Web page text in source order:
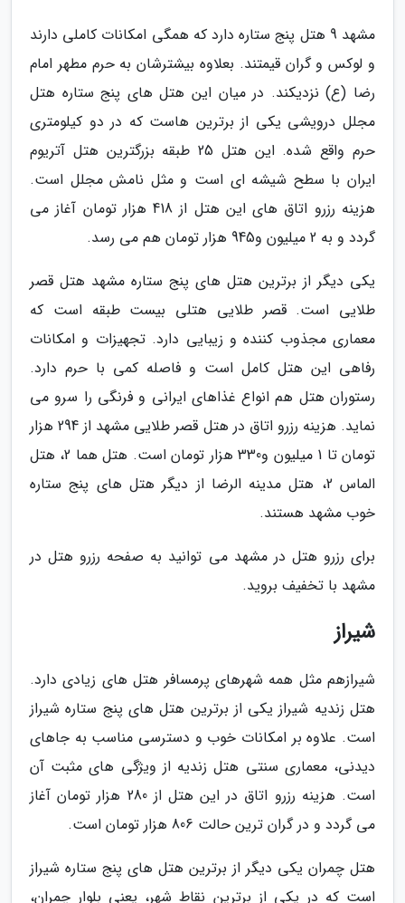
مشهد 9 هتل پنج ستاره دارد که همگی امکانات کاملی دارند
و لوکس و گران قیمتند. بعلاوه بیشترشان به حرم مطهر امام
رضا (ع) نزدیکند. در میان این هتل های پنج ستاره هتل
مجلل درویشی یکی از برترین هاست که در دو کیلومتری
حرم واقع شده. این هتل 25 طبقه بزرگترین هتل آتریوم
ایران با سطح شیشه ای است و مثل نامش مجلل است.
هزینه رزرو اتاق های این هتل از 418 هزار تومان آغاز می
گردد و به 2 میلیون و945 هزار تومان هم می رسد.
یکی دیگر از برترین هتل های پنج ستاره مشهد هتل قصر
طلایی است. قصر طلایی هتلی بیست طبقه است که
معماری مجذوب کننده و زیبایی دارد. تجهیزات و امکانات
رفاهی این هتل کامل است و فاصله کمی با حرم دارد.
رستوران هتل هم انواع غذاهای ایرانی و فرنگی را سرو می
نماید. هزینه رزرو اتاق در هتل قصر طلایی مشهد از 294 هزار
تومان تا 1 میلیون و330 هزار تومان است. هتل هما 2، هتل
الماس 2، هتل مدینه الرضا از دیگر هتل های پنج ستاره
خوب مشهد هستند.
برای رزرو هتل در مشهد می توانید به صفحه رزرو هتل در
مشهد با تخفیف بروید.
شیراز
شیرازهم مثل همه شهرهای پرمسافر هتل های زیادی دارد.
هتل زندیه شیراز یکی از برترین هتل های پنج ستاره شیراز
است. علاوه بر امکانات خوب و دسترسی مناسب به جاهای
دیدنی، معماری سنتی هتل زندیه از ویژگی های مثبت آن
است. هزینه رزرو اتاق در این هتل از 280 هزار تومان آغاز
می گردد و در گران ترین حالت 806 هزار تومان است.
هتل چمران یکی دیگر از برترین هتل های پنج ستاره شیراز
است که در یکی از برترین نقاط شهر، یعنی بلوار چمران،